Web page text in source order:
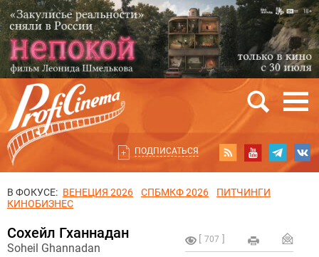
ПОДПИСАТЬСЯ
В ФОКУСЕ: ВЕНЕЦИЯ 2026 СПБМКФ 2026
ПИТЧИНГИ
КИНОБИЗНЕС
707
Сохейл Гханнадан
Soheil Ghannadan